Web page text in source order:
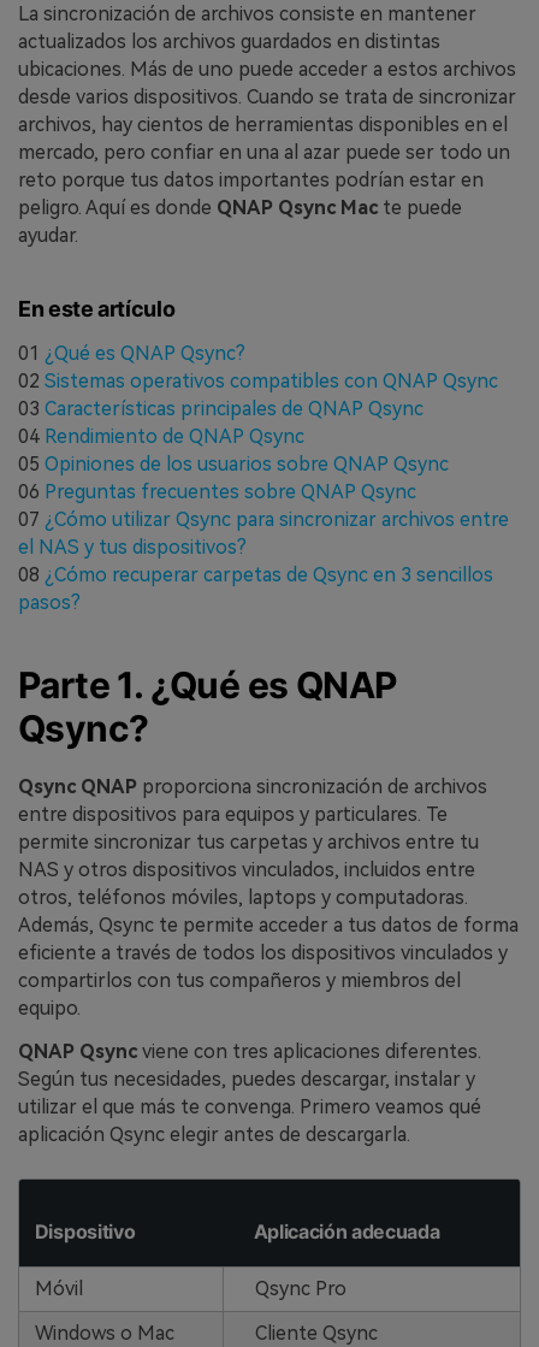
La sincronización de archivos consiste en mantener
actualizados los archivos guardados en distintas
ubicaciones. Más de uno puede acceder a estos archivos
desde varios dispositivos. Cuando se trata de sincronizar
archivos, hay cientos de herramientas disponibles en el
mercado, pero confiar en una al azar puede ser todo un
reto porque tus datos importantes podrían estar en
peligro. Aquí es donde QNAP Qsync Mac te puede
ayudar.
En este artículo
01 ¿Qué es QNAP Qsync?
02 Sistemas operativos compatibles con QNAP Qsync
03 Características principales de QNAP Qsync
04 Rendimiento de QNAP Qsync
05 Opiniones de los usuarios sobre QNAP Qsync
06 Preguntas frecuentes sobre QNAP Qsync
07 ¿Cómo utilizar Qsync para sincronizar archivos entre
el NAS y tus dispositivos?
08 ¿Cómo recuperar carpetas de Qsync en 3 sencillos
pasos?
Parte 1. ¿Qué es QNAP
Qsync?
Qsync QNAP proporciona sincronización de archivos
entre dispositivos para equipos y particulares. Te
permite sincronizar tus carpetas y archivos entre tu
NAS y otros dispositivos vinculados, incluidos entre
otros, teléfonos móviles, laptops y computadoras.
Además, Qsync te permite acceder a tus datos de forma
eficiente a través de todos los dispositivos vinculados y
compartirlos con tus compañeros y miembros del
equipo.
QNAP Qsync viene con tres aplicaciones diferentes.
Según tus necesidades, puedes descargar, instalar y
utilizar el que más te convenga. Primero veamos qué
aplicación Qsync elegir antes de descargarla.
Dispositivo Aplicación adecuada
Móvil
Qsync Pro
Windows o Mac
Cliente Qsync